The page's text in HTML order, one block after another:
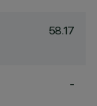
58.17
-